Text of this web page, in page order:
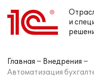
и
Главная
Внедрения
Автоматизация